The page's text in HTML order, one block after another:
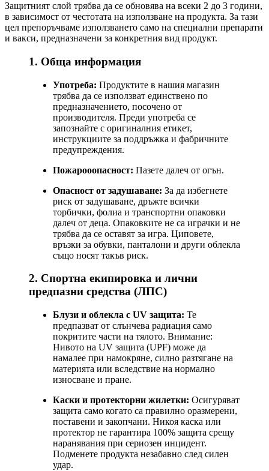
Защитният слой трябва да се обновява на всеки 2 до 3 години,
в зависимост от честотата на използване на продукта. За тази
цел препоръчваме използването само на специални препарати
и вакси, предназначени за конкретния вид продукт.
1. Обща информация
Употреба: Продуктите в нашия магазин
трябва да се използват единствено по
предназначението, посочено от
производителя. Преди употреба се
запознайте с оригиналния етикет,
инструкциите за поддръжка и фабричните
предупреждения.
Пожарооопасност: Пазете далеч от огън.
Опасност от задушаване: За да избегнете
риск от задушаване, дръжте всички
торбички, фолиа и транспортни опаковки
далеч от деца. Опаковките не са играчки и не
трябва да се оставят за игра. Циповете,
връзки за обувки, панталони и други облекла
също носят такъв риск.
2. Спортна екипировка и лични
предпазни средства (ЛПС)
Блузи и облекла с UV защита: Те
предпазват от слънчева радиация само
покритите части на тялото. Внимание:
Нивото на UV защита (UPF) може да
намалее при намокряне, силно разтягане на
материята или вследствие на нормално
износване и пране.
Каски и протекторни жилетки: Осигуряват
защита само когато са правилно оразмерени,
поставени и закопчани. Никоя каска или
протектор не гарантира 100% защита срещу
наранявания при сериозен инцидент.
Подменете продукта незабавно след силен
удар.